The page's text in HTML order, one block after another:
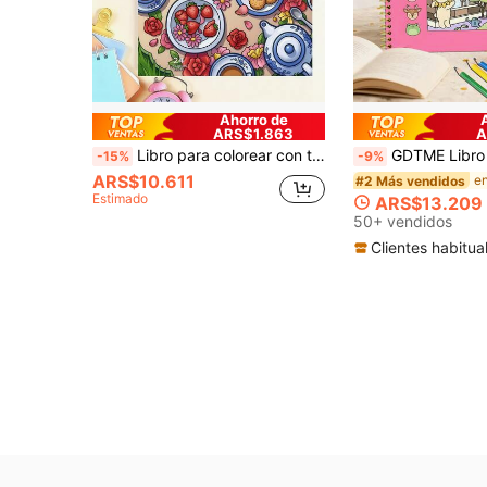
Ahorro de
ARS$1.863
-15% Libro para colorear con tema de té floral, libro para colorear de estilo pastoril cálido, libro para colorear con tema de fiesta de té de primavera, páginas acogedoras para charlar con buenos amigos, materiales ricos, líneas claras fáciles de colorear, adecuado para amantes del arte, creación artística, fomenta la creatividad, suministros de arte, regalo de Navidad, opción de regalo perfecta para reuniones familiares, aulas, fiestas, Día del Niño, Pascua, Halloween, Acción de Gracias, Año Nuevo, Día de San Valentín
ARS$10.611
Estimado
-9% GDTME Libro de colorear con patrón simple y audaz, adecuado para adultos y niños, actividad de pintura creativa, regalo ideal para el Día de San Valentín y
#2 Más vendidos
ARS$13.209
50+ vendidos
Clientes